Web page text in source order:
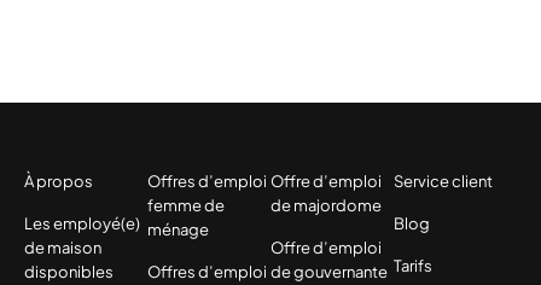
À propos
Les employé(e)
de maison
disponibles
Offres d’emploi
femme de
ménage
Offres d’emploi
Offre d’emploi
de majordome
Offre d’emploi
de gouvernante
Service client
Blog
Tarifs